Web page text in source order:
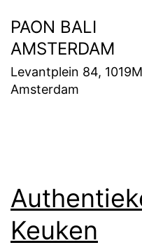
naar
de
inhoud
PAON BALI
AMSTERDAM
Levantplein 84,
Amsterdam
Keuken